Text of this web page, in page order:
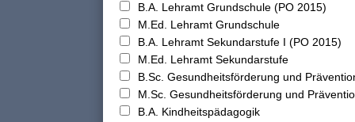
B.A. Lehramt Grundschule (PO 2015)
M.Ed. Lehramt Grundschule
B.A. Lehramt Sekundarstufe I (PO 2015)
M.Ed. Lehramt Sekundarstufe
B.Sc. Gesundheitsförderung und
M.Sc. Gesundheitsförderung und
B.A. Kindheitspädagogik